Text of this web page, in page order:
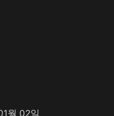
월 02일